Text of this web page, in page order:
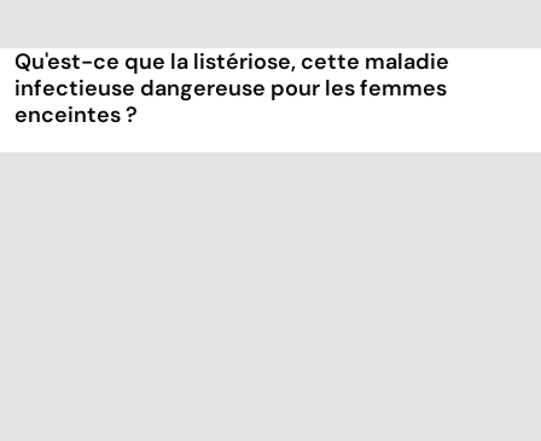
Qu'est-ce que la listériose, cette maladie
infectieuse dangereuse pour les femmes
enceintes ?